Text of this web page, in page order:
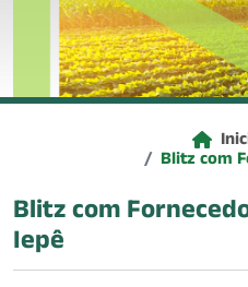
Blitz com
Blitz com
Iepê